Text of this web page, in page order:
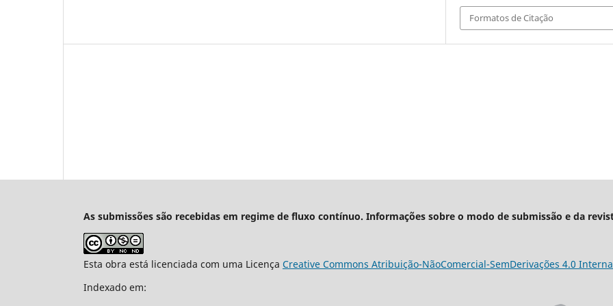
Formatos de Citação
As submissões são recebidas em regime de fluxo contínuo. Informações sobre o modo de submissão e da
Esta obra está licenciada com uma Licença Creative Commons Atribuição-NãoComercial-SemDerivações 4.0
Indexado em: